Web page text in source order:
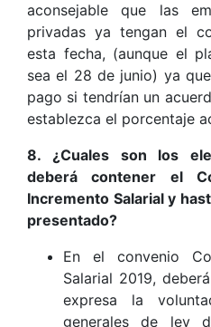
aconsejable que las
privadas ya tengan el
esta fecha, (aunque el
sea el 28 de junio) ya
pago si tendrían un
establezca el porcentaje
8. ¿Cuales son los
deberá contener el
Incremento Salarial y
presentado?
En el convenio
Salarial 2019,
expresa la
generales de ley